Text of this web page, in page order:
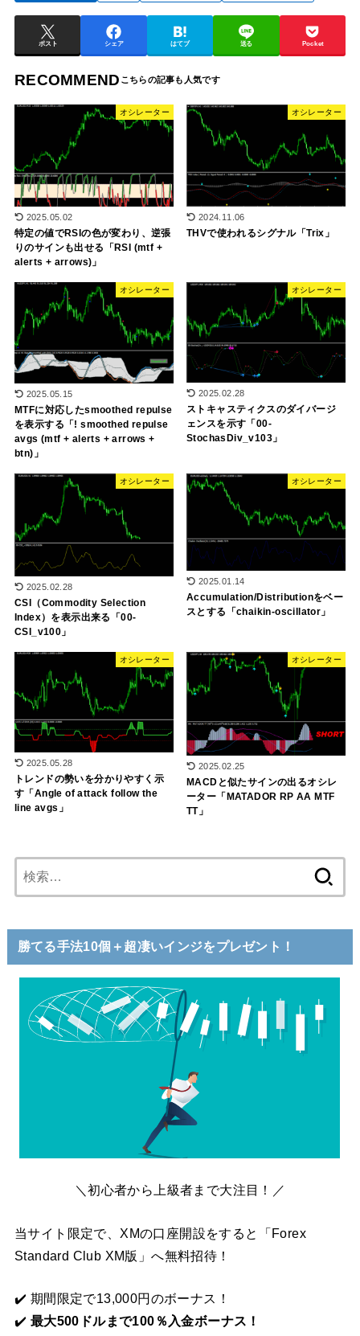
ポスト シェア はてブ 送る Pocket
RECOMMEND
オシレーター
2025.05.02
特定の値でRSIの色が変わり、逆張
りのサインも出せる「RSI (mtf +
alerts + arrows)」
オシレーター
2024.11.06
THVで使われるシグナル「Trix」
オシレーター
2025.05.15
MTFに対応したsmoothed repulse
を表示する「! smoothed repulse
avgs (mtf + alerts + arrows +
btn)」
オシレーター
2025.02.28
ストキャスティクスのダイバージ
ェンスを示す「00-
StochasDiv_v103」
オシレーター
2025.02.28
CSI（Commodity Selection
Index）を表示出来る「00-
CSI_v100」
オシレーター
2025.01.14
Accumulation/Distributionをベー
スとする「chaikin-oscillator」
オシレーター
2025.05.28
トレンドの勢いを分かりやすく示
す「Angle of attack follow the
line avgs」
オシレーター
2025.02.25
MACDと似たサインの出るオシレ
ーター「MATADOR RP AA MTF
TT」
索:
勝てる手法10個＋超凄いインジをプレゼント！
＼初心者から上級者まで大注目！／
当サイト限定で、XMの口座開設をすると「Forex
Standard Club XM版」へ無料招待！
✔️ 期間限定で13,000円のボーナス！
✔️ 最大500ドルまで100％入金ボーナス！